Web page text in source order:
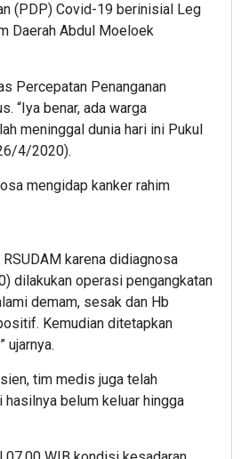
(PDP) Covid-19 berinisial Leg
Daerah Abdul Moeloek
Percepatan Penanganan
“Iya benar, ada warga
meninggal dunia hari ini Pukul
4/2020).
mengidap kanker rahim
karena didiagnosa
dilakukan operasi pengangkatan
demam, sesak dan Hb
Kemudian ditetapkan
ujarnya.
tim medis juga telah
belum keluar hingga